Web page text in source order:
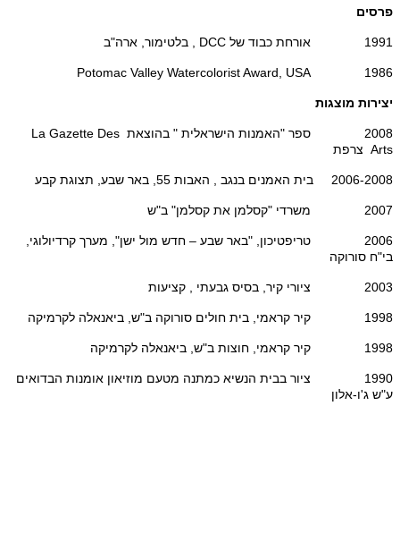
פרסים
1991 אורחת כבוד של DCC , בלטימור, ארה"ב
1986 Potomac Valley Watercolorist Award, USA
יצירות מוצגות
2008 ספר "האמנות הישראלית " בהוצאת La Gazette Des
Arts צרפת
2006-2008 בית האמנים בנגב , האבות 55, באר שבע, תצוגת קבע
2007 משרדי "קסלמן את קסלמן" ב"ש
2006 טריפטיכון, "באר שבע – חדש מול ישן", מערך קרדיולוגי,
בי"ח סורוקה
2003 ציורי קיר, בסיס גבעתי , קציעות
1998 קיר קראמי, בית חולים סורוקה ב"ש, ביאנאלה לקרמיקה
1998 קיר קראמי, חוצות ב"ש, ביאנאלה לקרמיקה
1990 ציור בבית הנשיא כמתנה מטעם מוזיאון אומנות הבדואים
ע"ש ג'ו-אלון